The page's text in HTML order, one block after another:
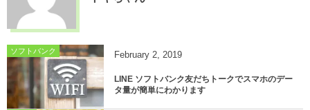
ソフトバンク February 2, 2019
LINE ソフトバンク友だちトークでスマホのデー
タ量が簡単にわかります